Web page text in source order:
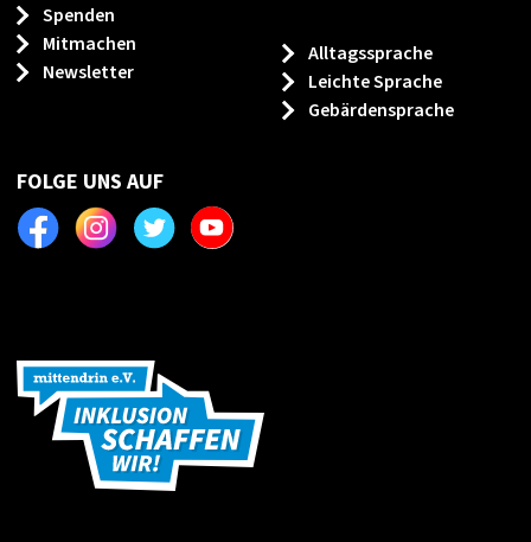
Spenden
Mitmachen
Newsletter
Alltagssprache
Leichte Sprache
Gebärdensprache
FOLGE UNS AUF
FacebookInstagramTwitter